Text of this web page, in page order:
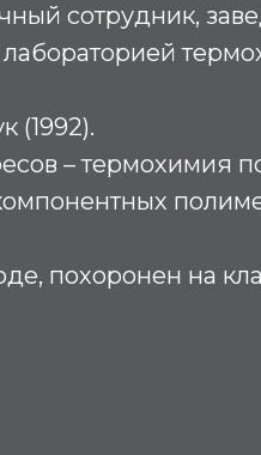
сотрудник,
(1992).
– термохимия
похоронен на